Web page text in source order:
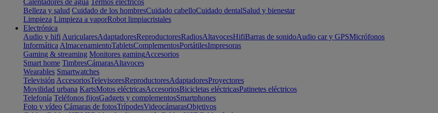
Calentadores de agua Termos eléctricos
Belleza y salud Cuidado de los hombresCuidado cabelloCuidado dentalSalud y bienestar
Limpieza Limpieza a vaporRobot limpiacristales
Electrónica
Audio y hifi AuricularesAdaptadoresReproductoresRadiosAltavocesHifiBarras de sonidoAudio car y GPSMicrófonos
Informática AlmacenamientoTabletsComplementosPortátilesImpresoras
Gaming & streaming Monitores gamingAccesorios
Smart home TimbresCámarasAltavoces
Wearables Smartwatches
Televisión AccesoriosTelevisoresReproductoresAdaptadoresProyectores
Movilidad urbana KartsMotos eléctricasAccesoriosBicicletas eléctricasPatinetes eléctricos
Telefonía Teléfonos fijosGadgets y complementosSmartphones
Foto y vídeo Cámaras de fotosTrípodesVideocámarasObjetivos